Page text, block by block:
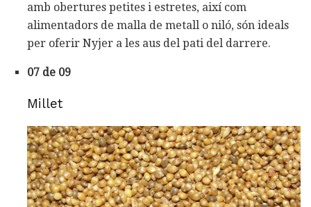
amb obertures petites i estretes, així com
alimentadors de malla de metall o niló, són ideals
per oferir Nyjer a les aus del pati del darrere.
07 de 09
Millet